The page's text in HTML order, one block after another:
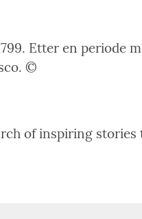
Etter en periode
©
of inspiring stories